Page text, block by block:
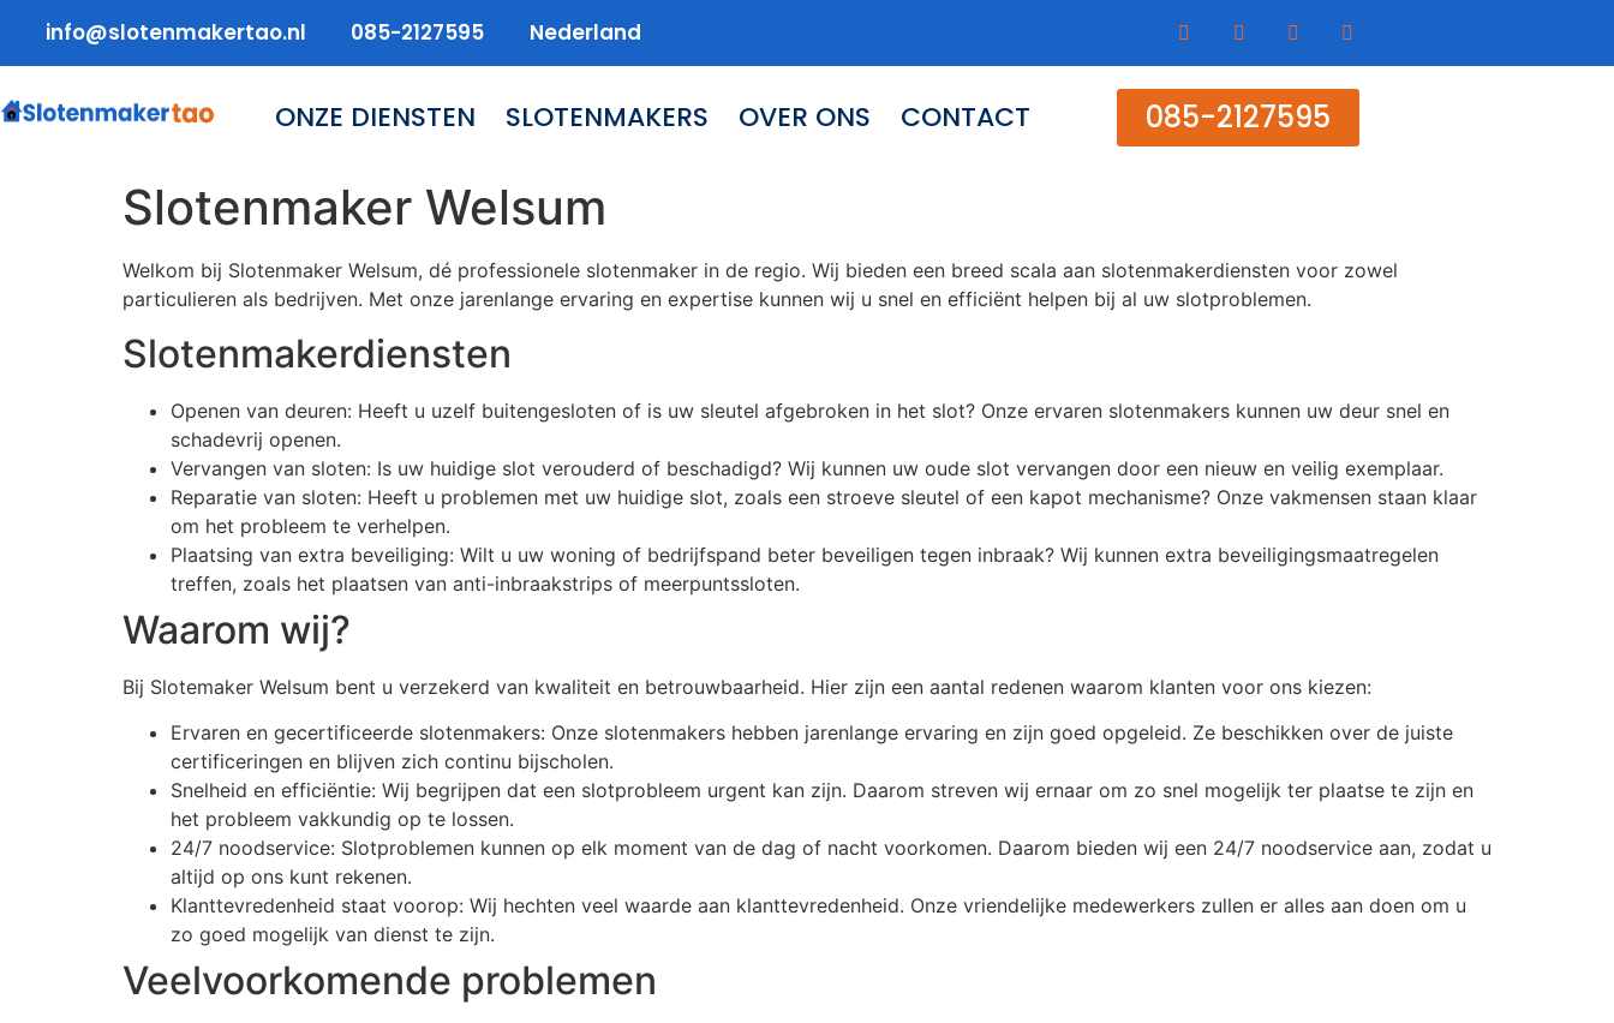
info@slotenmakertao.nl 085-2127595 Nederland
ONZE DIENSTEN SLOTENMAKERS OVER ONS CONTACT 085-2127595
Slotenmaker Welsum
Welkom bij Slotenmaker Welsum, dé professionele slotenmaker in de regio. Wij bieden een breed scala aan slotenmakerdiensten voor zowel
particulieren als bedrijven. Met onze jarenlange ervaring en expertise kunnen wij u snel en efficiënt helpen bij al uw slotproblemen.
Slotenmakerdiensten
Openen van deuren: Heeft u uzelf buitengesloten of is uw sleutel afgebroken in het slot? Onze ervaren slotenmakers kunnen uw deur snel en
schadevrij openen.
Vervangen van sloten: Is uw huidige slot verouderd of beschadigd? Wij kunnen uw oude slot vervangen door een nieuw en veilig exemplaar.
Reparatie van sloten: Heeft u problemen met uw huidige slot, zoals een stroeve sleutel of een kapot mechanisme? Onze vakmensen staan klaar
om het probleem te verhelpen.
Plaatsing van extra beveiliging: Wilt u uw woning of bedrijfspand beter beveiligen tegen inbraak? Wij kunnen extra beveiligingsmaatregelen
treffen, zoals het plaatsen van anti-inbraakstrips of meerpuntssloten.
Waarom wij?
Bij Slotemaker Welsum bent u verzekerd van kwaliteit en betrouwbaarheid. Hier zijn een aantal redenen waarom klanten voor ons kiezen:
Ervaren en gecertificeerde slotenmakers: Onze slotenmakers hebben jarenlange ervaring en zijn goed opgeleid. Ze beschikken over de juiste
certificeringen en blijven zich continu bijscholen.
Snelheid en efficiëntie: Wij begrijpen dat een slotprobleem urgent kan zijn. Daarom streven wij ernaar om zo snel mogelijk ter plaatse te zijn en
het probleem vakkundig op te lossen.
24/7 noodservice: Slotproblemen kunnen op elk moment van de dag of nacht voorkomen. Daarom bieden wij een 24/7 noodservice aan, zodat u
altijd op ons kunt rekenen.
Klanttevredenheid staat voorop: Wij hechten veel waarde aan klanttevredenheid. Onze vriendelijke medewerkers zullen er alles aan doen om u
zo goed mogelijk van dienst te zijn.
Veelvoorkomende problemen